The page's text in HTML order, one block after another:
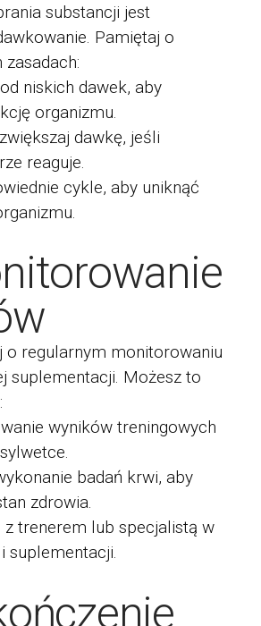
substancji jest
Pamiętaj o
niskich dawek, aby
organizmu.
dawkę, jeśli
reaguje.
cykle, aby uniknąć
o regularnym monitorowaniu
suplementacji. Możesz to
wyników treningowych
badań krwi, aby
zdrowia.
z trenerem lub specjalistą w
suplementacji.